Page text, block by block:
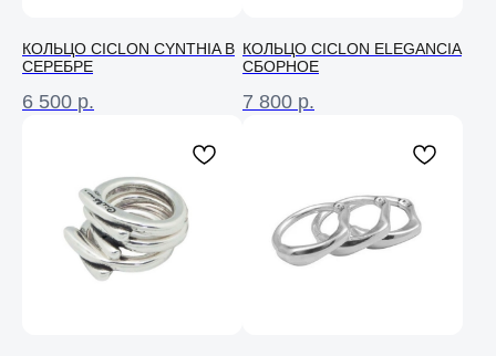
КОЛЬЦО CICLON CYNTHIA В
СЕРЕБРЕ
6 500 р.
КОЛЬЦО CICLON ELEGANCIA
СБОРНОЕ
7 800 р.